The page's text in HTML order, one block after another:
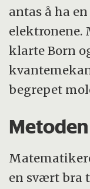
antas å ha
elektronene.
klarte Born
begrepet
en svært bra